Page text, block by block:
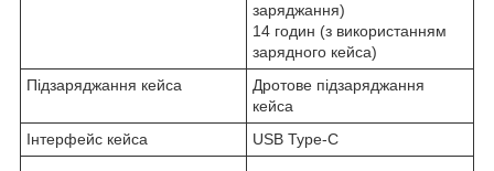
заряджання)
14 годин (з використанням
зарядного кейса)
Підзаряджання кейса
Дротове підзаряджання
кейса
Інтерфейс кейса
USB Type-C